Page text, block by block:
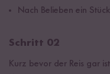
Nach Belieben ein
Schritt 02
Kurz bevor der Reis gar